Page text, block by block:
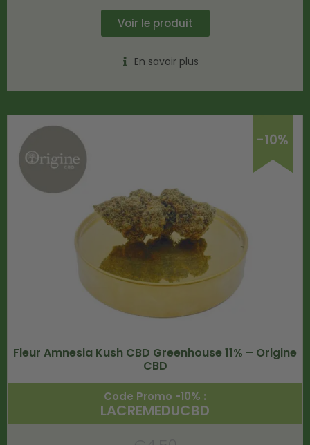
Voir le produit
En savoir plus
-10%
Fleur Amnesia Kush CBD Greenhouse 11% – Origine
CBD
Code Promo -10% :
LACREMEDUCBD